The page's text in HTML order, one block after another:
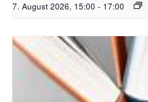
7. August 2026, 15:00 - 17:00